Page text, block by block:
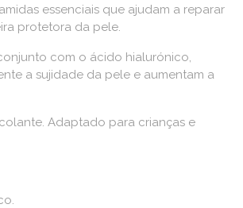
essenciais que ajudam a reparar
protetora da pele.
com o ácido hialurónico,
a sujidade da pele e aumentam a
Adaptado para crianças e